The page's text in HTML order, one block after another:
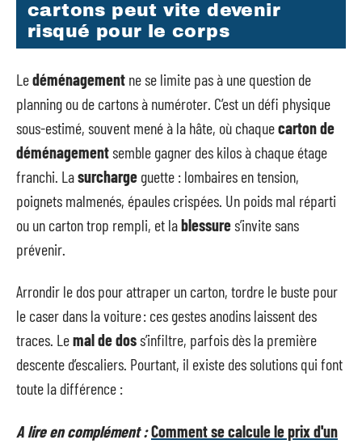
cartons peut vite devenir
risqué pour le corps
Ledéménagement ne se limite pas à une question de
planning ou de cartons à numéroter. C’est un défi physique
sous-estimé, souvent mené à la hâte, où chaquecarton de
déménagementsemble gagner des kilos à chaque étage
franchi. Lasurcharge guette : lombaires en tension,
poignets malmenés, épaules crispées. Un poids mal réparti
ou un carton trop rempli, et lablessures’invite sans
prévenir.
Arrondir le dos pour attraper un carton, tordre le buste pour
le caser dans la voiture : ces gestes anodins laissent des
traces. Lemal de doss’infiltre, parfois dès la première
descente d’escaliers. Pourtant, il existe des solutions qui font
toute la différence :
A lire en complément :Comment se calcule le prix d'un